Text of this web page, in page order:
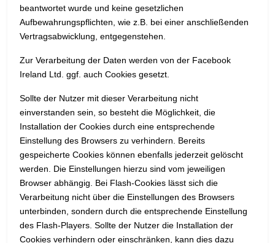
beantwortet wurde und keine gesetzlichen
Aufbewahrungspflichten, wie z.B. bei einer anschließenden
Vertragsabwicklung, entgegenstehen.
Zur Verarbeitung der Daten werden von der Facebook
Ireland Ltd. ggf. auch Cookies gesetzt.
Sollte der Nutzer mit dieser Verarbeitung nicht
einverstanden sein, so besteht die Möglichkeit, die
Installation der Cookies durch eine entsprechende
Einstellung des Browsers zu verhindern. Bereits
gespeicherte Cookies können ebenfalls jederzeit gelöscht
werden. Die Einstellungen hierzu sind vom jeweiligen
Browser abhängig. Bei Flash-Cookies lässt sich die
Verarbeitung nicht über die Einstellungen des Browsers
unterbinden, sondern durch die entsprechende Einstellung
des Flash-Players. Sollte der Nutzer die Installation der
Cookies verhindern oder einschränken, kann dies dazu